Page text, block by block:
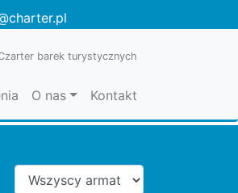
barek turystycznych
O nas Kontakt